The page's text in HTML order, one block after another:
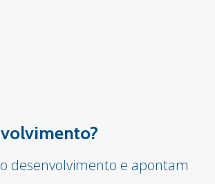
desenvolvimento e apontam